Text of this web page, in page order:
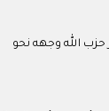
الله وجهه نحو